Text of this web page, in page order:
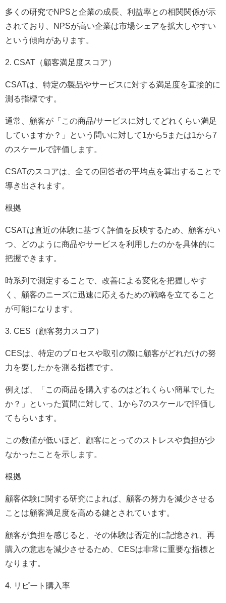
多くの研究でNPSと企業の成長、利益率との相関関係が示
されており、NPSが高い企業は市場シェアを拡大しやすい
という傾向があります。
2. CSAT（顧客満足度スコア）
CSATは、特定の製品やサービスに対する満足度を直接的に
測る指標です。
通常、顧客が「この商品/サービスに対してどれくらい満足
していますか？」という問いに対して1から5または1から7
のスケールで評価します。
CSATのスコアは、全ての回答者の平均点を算出することで
導き出されます。
根拠
CSATは直近の体験に基づく評価を反映するため、顧客がい
つ、どのように商品やサービスを利用したのかを具体的に
把握できます。
時系列で測定することで、改善による変化を把握しやす
く、顧客のニーズに迅速に応えるための戦略を立てること
が可能になります。
3. CES（顧客努力スコア）
CESは、特定のプロセスや取引の際に顧客がどれだけの努
力を要したかを測る指標です。
例えば、「この商品を購入するのはどれくらい簡単でした
か？」といった質問に対して、1から7のスケールで評価し
てもらいます。
この数値が低いほど、顧客にとってのストレスや負担が少
なかったことを示します。
根拠
顧客体験に関する研究によれば、顧客の努力を減少させる
ことは顧客満足度を高める鍵とされています。
顧客が負担を感じると、その体験は否定的に記憶され、再
購入の意志を減少させるため、CESは非常に重要な指標と
なります。
4. リピート購入率